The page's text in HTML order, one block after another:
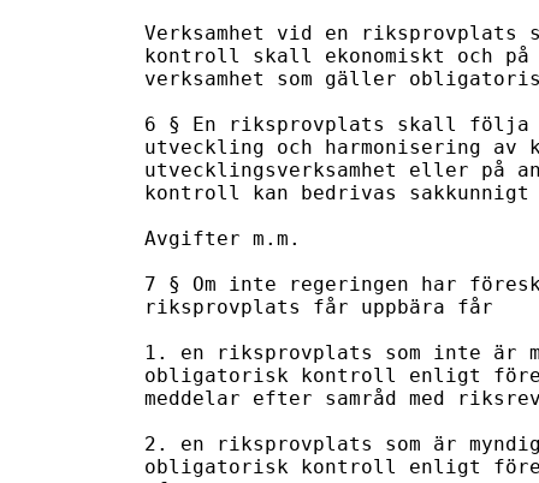
Verksamhet vid en
kontroll skall ekonomiskt och
verksamhet som gäller
6 § En riksprovplats skall
utveckling och harmonisering av
utvecklingsverksamhet eller
kontroll kan bedrivas
Avgifter m.m.
7 § Om inte regeringen har
riksprovplats får uppbära får
1. en riksprovplats som inte är
obligatorisk kontroll enligt
meddelar efter samråd med
2. en riksprovplats som är
obligatorisk kontroll enligt